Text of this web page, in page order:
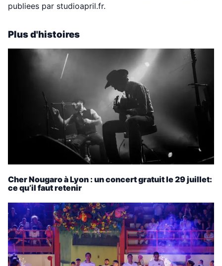
publiees par studioapril.fr.
Plus d'histoires
Cher Nougaro à Lyon : un concert gratuit le 29 juillet:
ce qu’il faut retenir